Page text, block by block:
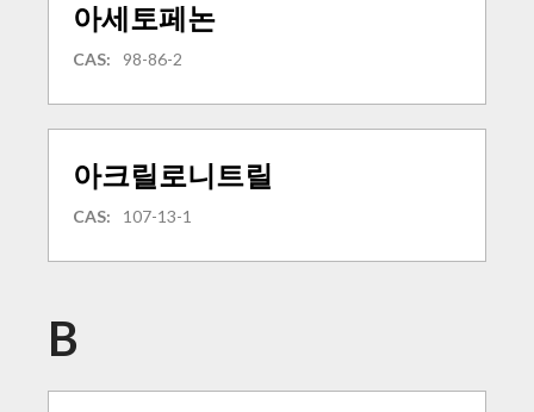
아세토페논
CAS: 98-86-2
아크릴로니트릴
CAS: 107-13-1
B